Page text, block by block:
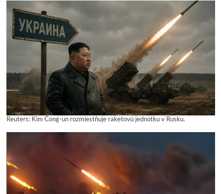
Reuters: Kim Čong-un rozmiestňuje raketovú jednotku v Rusku.